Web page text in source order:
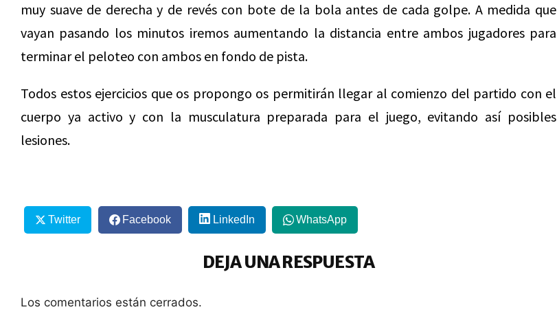
muy suave de derecha y de revés con bote de la bola antes de cada golpe. A medida que
vayan pasando los minutos iremos aumentando la distancia entre ambos jugadores para
terminar el peloteo con ambos en fondo de pista.
Todos estos ejercicios que os propongo os permitirán llegar al comienzo del partido con el
cuerpo ya activo y con la musculatura preparada para el juego, evitando así posibles
lesiones.
Twitter Facebook LinkedIn WhatsApp
DEJA UNA RESPUESTA
Los comentarios están cerrados.